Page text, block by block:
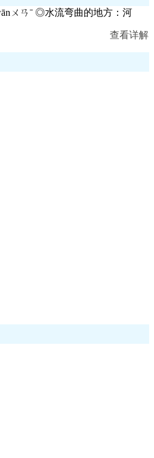
ㄨㄢˉ ◎水流弯曲的地方：河
查看详解